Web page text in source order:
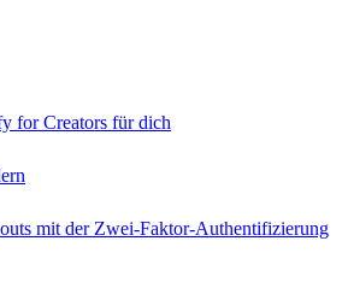
for Creators für dich
mit der Zwei-Faktor-Authentifizierung